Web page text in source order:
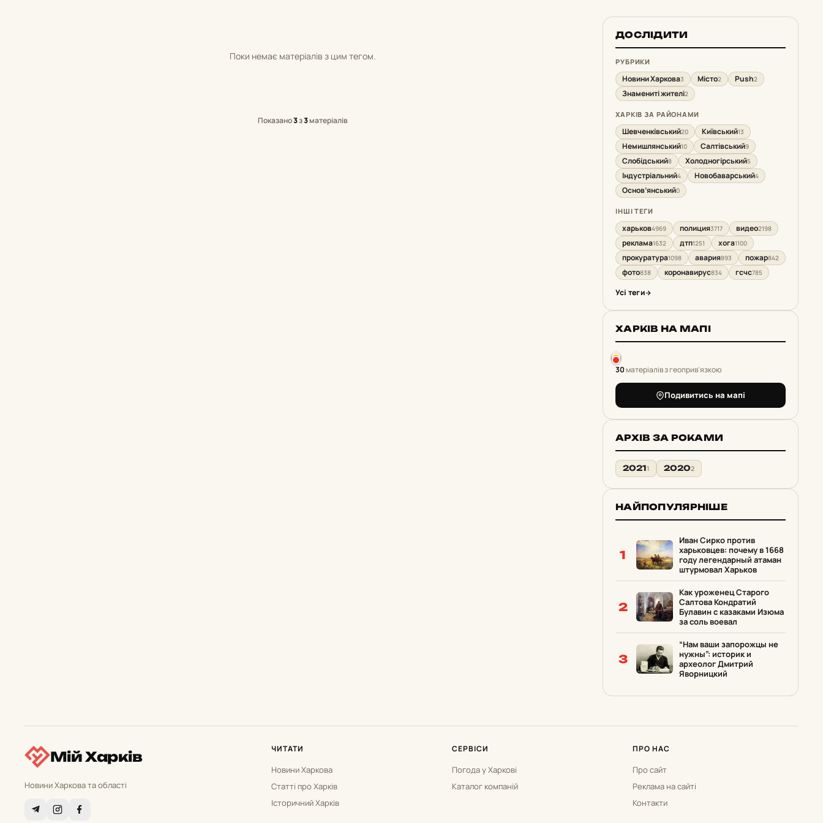
Поки немає матеріалів з цим тегом.
Показано3з3матеріалів
ДОСЛІДИТИ
РУБРИКИ
Новини Харкова3 Місто2 Push2
Знамениті жителі2
ХАРКІВ ЗА РАЙОНАМИ
Шевченківський20 Київський13
Немишлянський10 Салтівський9
Слобідський8 Холодногірський5
Індустріальний4 Новобаварський4
Основ’янський0
ІНШІ ТЕГИ
харьков4969 полиция3717 видео2198
реклама1632 дтп1251 хога1100
прокуратура1098 авария893 пожар842
фото838 коронавирус834 гсчс785
Усі теги
ХАРКІВ НА МАПІ
30матеріалів з геоприв'язкою
Подивитись на мапі
АРХІВ ЗА РОКАМИ
20211 20202
НАЙПОПУЛЯРНІШЕ
1
Иван Сирко против
харьковцев: почему в 1668
году легендарный атаман
штурмовал Харьков
2
Как уроженец Старого
Салтова Кондратий
Булавин с казаками Изюма
за соль воевал
3
“Нам ваши запорожцы не
нужны”: историк и
археолог Дмитрий
Яворницкий
Мій Харків
Новини Харкова та області
ЧИТАТИ
Новини Харкова
Статті про Харків
Історичний Харків
СЕРВІСИ
Погода у Харкові
Каталог компаній
ПРО НАС
Про сайт
Реклама на сайті
Контакти